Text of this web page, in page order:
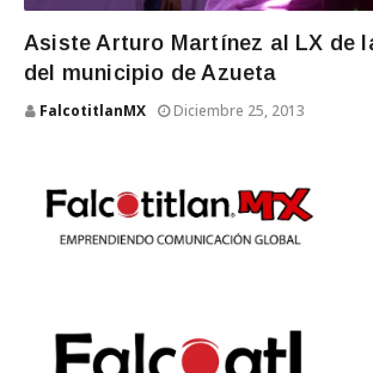
Asiste Arturo Martínez al LX de
del municipio de Azueta
FalcotitlanMX Diciembre 25, 2013